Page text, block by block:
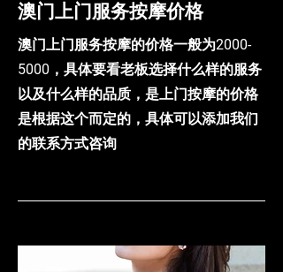
澳门上门服务按摩价格
澳门上门服务按摩的价格一般为2000-
5000，具体要看老板选择什么样的服务
以及什么样的品质，是上门按摩的价格
是根据这个而定的，具体可以添加我们
的联系方式咨询